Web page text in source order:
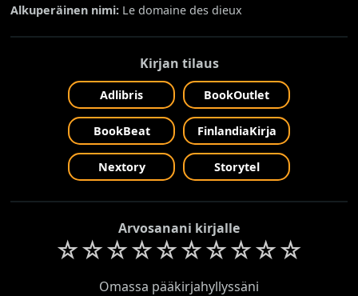
Alkuperäinen nimi: Le domaine des dieux
Kirjan tilaus
Adlibris BookOutlet
BookBeat FinlandiaKirja
Nextory Storytel
Arvosanani kirjalle
☆☆☆☆☆☆☆☆☆☆
Omassa pääkirjahyllyssäni